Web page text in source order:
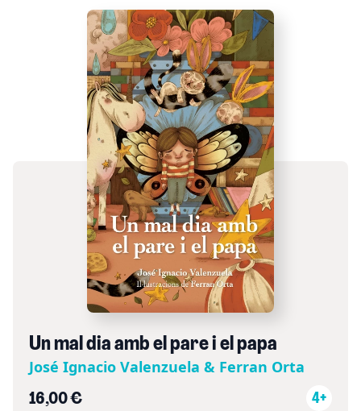
Un mal dia amb el pare i el papa
José Ignacio Valenzuela & Ferran Orta
16,00 € 4+